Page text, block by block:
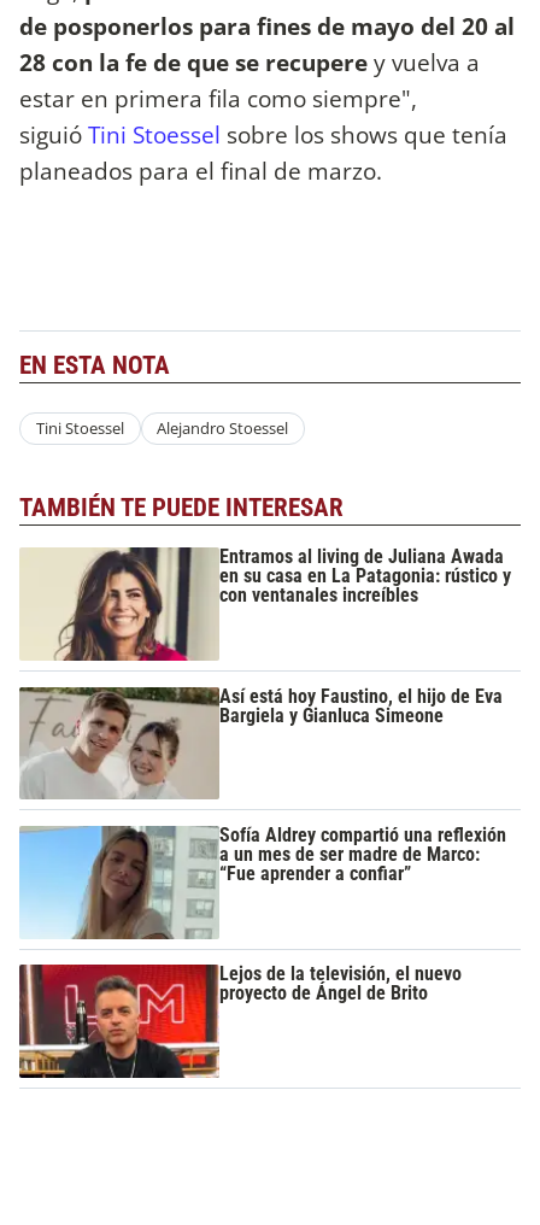
de posponerlos para fines de mayo del 20 al
28 con la fe de que se recuperey vuelva a
estar en primera fila como siempre",
siguióTini Stoessel sobre los shows que tenía
planeados para el final de marzo.
EN ESTA NOTA
Tini Stoessel Alejandro Stoessel
TAMBIÉN TE PUEDE INTERESAR
Entramos al living de Juliana Awada
en su casa en La Patagonia: rústico y
con ventanales increíbles
Así está hoy Faustino, el hijo de Eva
Bargiela y Gianluca Simeone
Sofía Aldrey compartió una reflexión
a un mes de ser madre de Marco:
“Fue aprender a confiar”
Lejos de la televisión, el nuevo
proyecto de Ángel de Brito